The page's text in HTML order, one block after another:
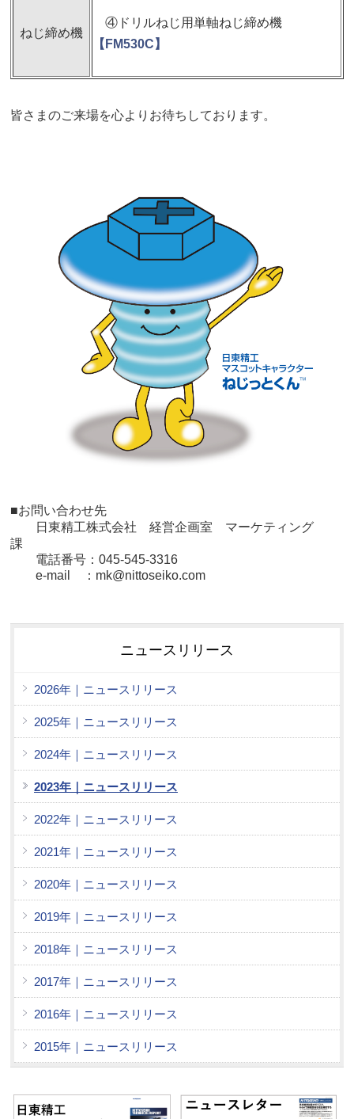
ねじ締め機
④ドリルねじ用単軸ねじ締め機
【FM530C】
皆さまのご来場を心よりお待ちしております。
■お問い合わせ先
日東精工株式会社 経営企画室 マーケティング
課
電話番号：045-545-3316
e-mail ：mk@nittoseiko.com
ニュースリリース
2026年｜ニュースリリース
2025年｜ニュースリリース
2024年｜ニュースリリース
2023年｜ニュースリリース
2022年｜ニュースリリース
2021年｜ニュースリリース
2020年｜ニュースリリース
2019年｜ニュースリリース
2018年｜ニュースリリース
2017年｜ニュースリリース
2016年｜ニュースリリース
2015年｜ニュースリリース